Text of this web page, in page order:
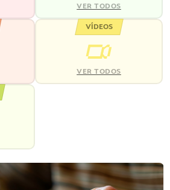
VER TODOS
VÍDEOS
VER TODOS